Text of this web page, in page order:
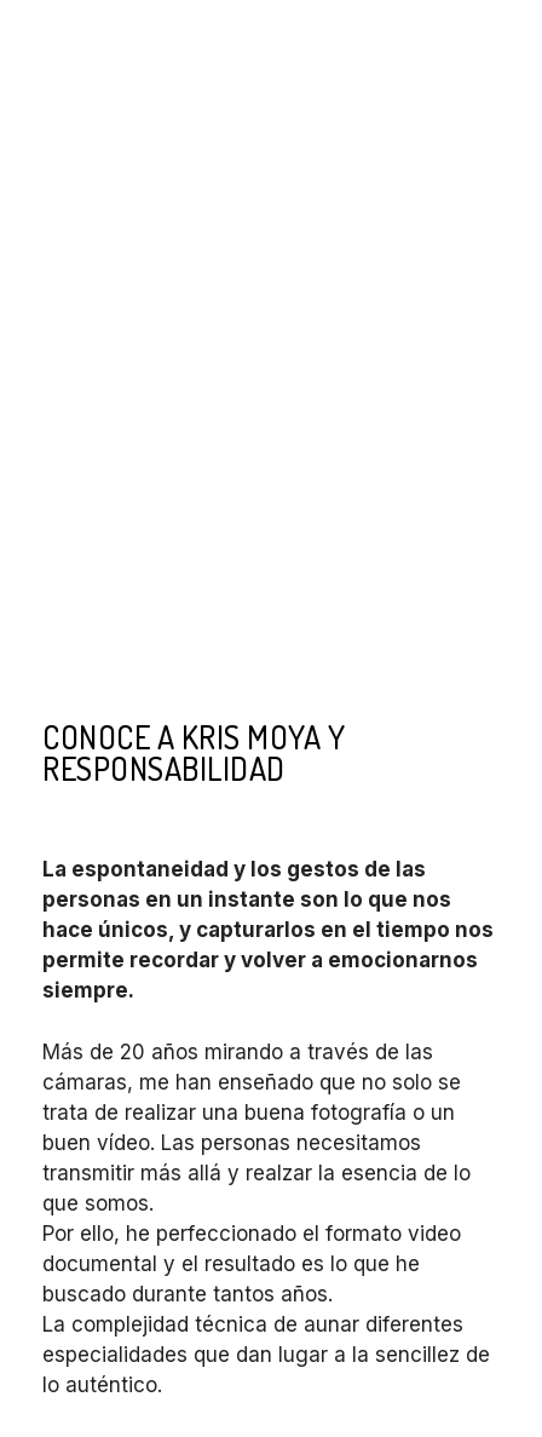
CONOCE A KRIS MOYA Y
RESPONSABILIDAD
La espontaneidad y los gestos de las
personas en un instante son lo que nos
hace únicos, y capturarlos en el tiempo nos
permite recordar y volver a emocionarnos
siempre.
Más de 20 años mirando a través de las
cámaras, me han enseñado que no solo se
trata de realizar una buena fotografía o un
buen vídeo. Las personas necesitamos
transmitir más allá y realzar la esencia de lo
que somos.
Por ello, he perfeccionado el formato video
documental y el resultado es lo que he
buscado durante tantos años.
La complejidad técnica de aunar diferentes
especialidades que dan lugar a la sencillez de
lo auténtico.